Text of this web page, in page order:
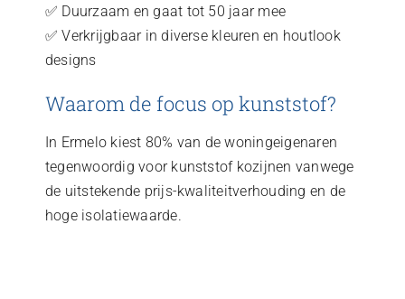
✅ Duurzaam en gaat tot 50 jaar mee
✅ Verkrijgbaar in diverse kleuren en houtlook
designs
Waarom de focus op kunststof?
In Ermelo kiest 80% van de woningeigenaren
tegenwoordig voor kunststof kozijnen vanwege
de uitstekende prijs-kwaliteitverhouding en de
hoge isolatiewaarde.